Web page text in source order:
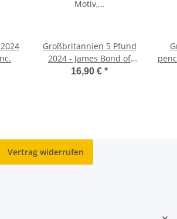
Großbritannien 5 Pfund
2024 - James Bond of
The 2000´s BU
16,90 € *
Vertrag widerrufen